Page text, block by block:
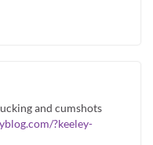
and cumshots
?keeley-